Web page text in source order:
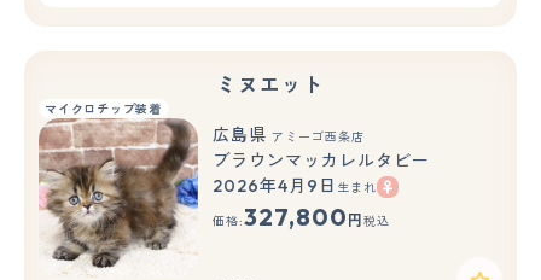
ミヌエット
マイクロチップ装着
もっと見る
広島県 アミーゴ西条店
ブラウンマッカレルタビー
2026年4月9日 生まれ
価格:327,800 円 税込